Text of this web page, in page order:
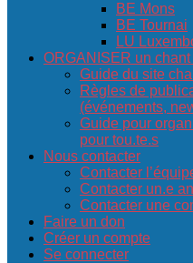
BE Mons
BE Tournai
LU
ORGANISER un
Guide du site
Règles de
(événements,
Guide pour
pour tou.te.s
Nous contacter
Contacter
Contacter un.e
Contacter une
Faire un don
Créer un compte
Se connecter